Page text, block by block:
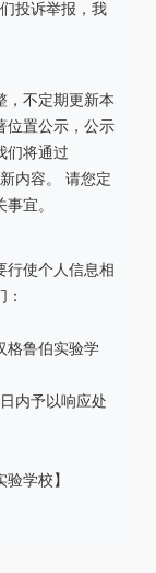
投诉举报，我
，不定期更新本
位置公示，公示
们将通过
内容。 请您定
宜。
行使个人信息相
格鲁伯实验学
内予以响应处
学校】